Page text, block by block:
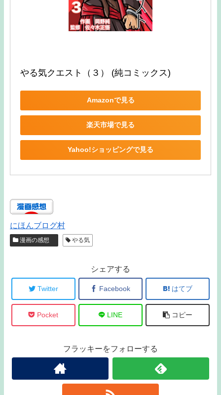
やる気クエスト（３） (純コミックス)
Amazonで見る
楽天市場で見る
Yahoo!ショッピングで見る
にほんブログ村
漫画の感想 やる気
シェアする
Twitter Facebook はてブ
Pocket LINE コピー
フラッキーをフォローする